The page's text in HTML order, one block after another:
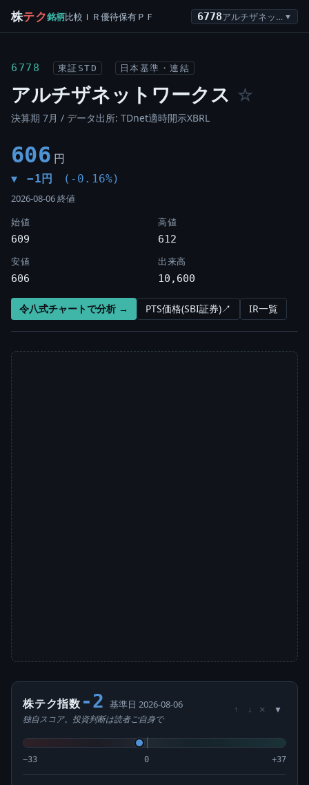
株テク銘柄比較 ＩＲ優待保有ＰＦ 6778 アルチザネットワークス ▼
6778 東証STD 日本基準・連結
アルチザネットワークス ☆
決算期 7月 / データ出所: TDnet適時開示XBRL
606 円
▼ −1円 (-0.16%)
2026-08-06 終値
始値
609
高値
612
安値
606
出来高
10,600
令八式チャートで分析 → PTS価格(SBI証券)↗ IR一覧
株テク指数 -2 基準日 2026-08-06
独自スコア。投資判断は読者ご自身で
↑ ↓ ×
−33 0 +37